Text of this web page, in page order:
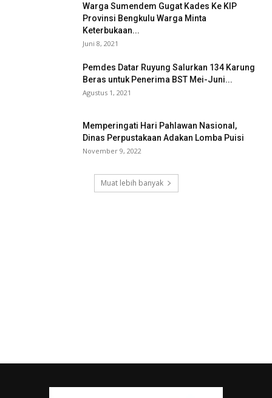
Warga Sumendem Gugat Kades Ke KIP
Provinsi Bengkulu Warga Minta
Keterbukaan...
Juni 8, 2021
Pemdes Datar Ruyung Salurkan 134 Karung
Beras untuk Penerima BST Mei-Juni...
Agustus 1, 2021
Memperingati Hari Pahlawan Nasional,
Dinas Perpustakaan Adakan Lomba Puisi
November 9, 2022
Muat lebih banyak